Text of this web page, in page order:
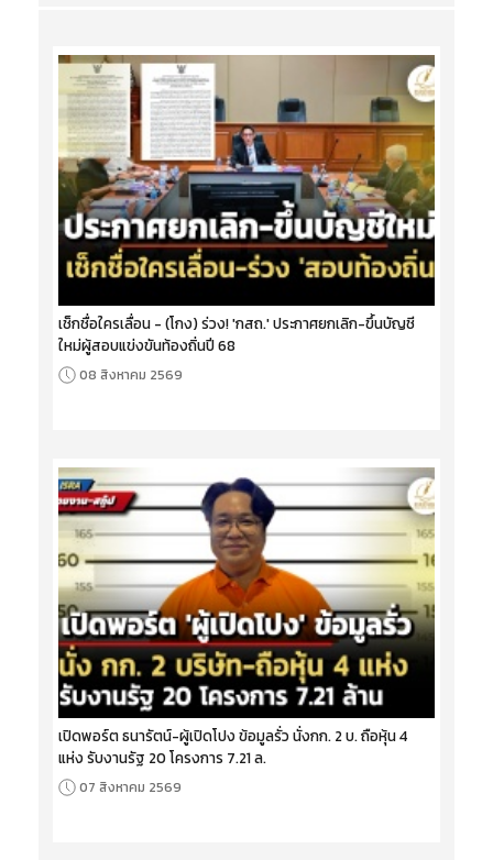
เช็กชื่อใครเลื่อน - (โกง) ร่วง! 'กสถ.' ประกาศยกเลิก-ขึ้นบัญชี
ใหม่ผู้สอบแข่งขันท้องถิ่นปี 68
08 สิงหาคม 2569
เปิดพอร์ต ธนารัตน์-ผู้เปิดโปง ข้อมูลรั่ว นั่งกก. 2 บ. ถือหุ้น 4
แห่ง รับงานรัฐ 20 โครงการ 7.21 ล.
07 สิงหาคม 2569